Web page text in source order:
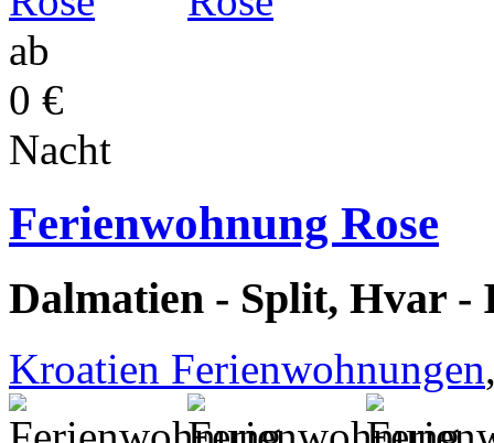
ab
0 €
Nacht
Ferienwohnung Rose
Dalmatien - Split, Hvar -
Kroatien Ferienwohnungen